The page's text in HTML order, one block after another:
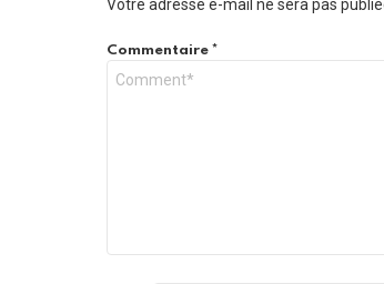
Votre adresse e-mail ne sera pas
Commentaire *